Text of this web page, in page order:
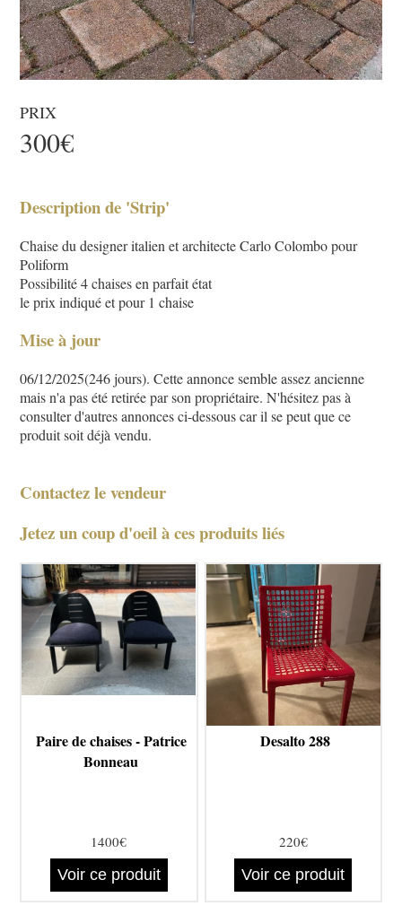
PRIX
300€
Description de 'Strip'
Chaise du designer italien et architecte Carlo Colombo pour
Poliform
Possibilité 4 chaises en parfait état
le prix indiqué et pour 1 chaise
Mise à jour
06/12/2025(246 jours). Cette annonce semble assez ancienne
mais n'a pas été retirée par son propriétaire. N'hésitez pas à
consulter d'autres annonces ci-dessous car il se peut que ce
produit soit déjà vendu.
Contactez le vendeur
Jetez un coup d'oeil à ces produits liés
Paire de chaises - Patrice
Bonneau
1400€
Voir ce produit
Desalto 288
220€
Voir ce produit